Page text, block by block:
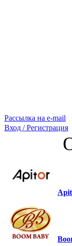
Рассылка на e-mail
Вход / Регистрация